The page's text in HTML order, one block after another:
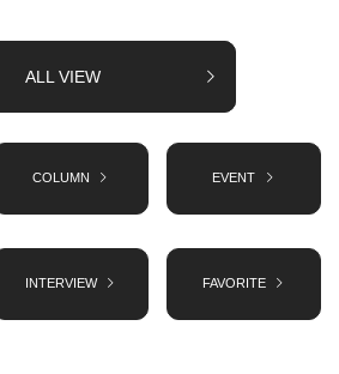
ALL VIEW
COLUMN EVENT
INTERVIEW FAVORITE